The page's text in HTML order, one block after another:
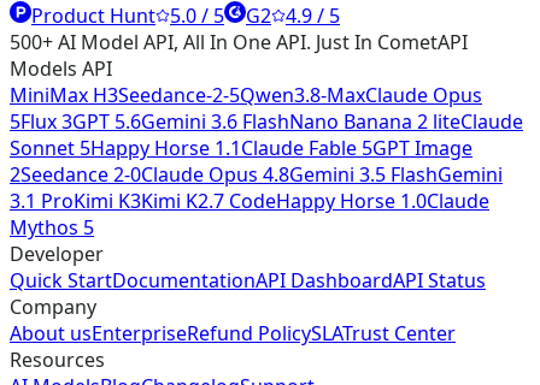
Product Hunt 5.0 / 5 G2 4.9 / 5
500+ AI Model API, All In One API. Just In CometAPI
Models API
MiniMax H3Seedance-2-5Qwen3.8-MaxClaude Opus
5Flux 3GPT 5.6Gemini 3.6 FlashNano Banana 2 liteClaude
Sonnet 5Happy Horse 1.1Claude Fable 5GPT Image
2Seedance 2-0Claude Opus 4.8Gemini 3.5 FlashGemini
3.1 ProKimi K3Kimi K2.7 CodeHappy Horse 1.0Claude
Mythos 5
Developer
Quick StartDocumentationAPI DashboardAPI Status
Company
About usEnterpriseRefund PolicySLATrust Center
Resources